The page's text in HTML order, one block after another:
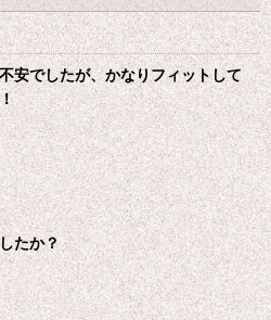
安でしたが、かなりフィットして
たか？